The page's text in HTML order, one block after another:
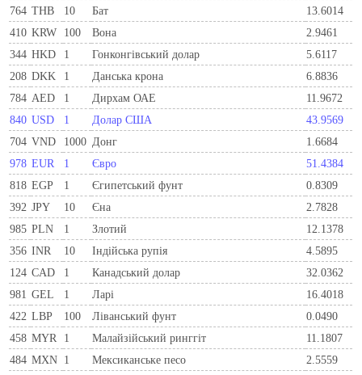
764 THB 10 Бат
13.6014
410 KRW 100 Вона
2.9461
344 HKD 1 Гонконгівський долар
5.6117
208 DKK 1 Данська крона
6.8836
784 AED 1 Дирхам ОАЕ
11.9672
840 USD 1 Долар США
43.9569
704 VND 1000 Донг
1.6684
978 EUR 1 Євро
51.4384
818 EGP 1 Єгипетський фунт
0.8309
392 JPY 10 Єна
2.7828
985 PLN 1 Злотий
12.1378
356 INR 10 Індійська рупія
4.5895
124 CAD 1 Канадський долар
32.0362
981 GEL 1 Ларi
16.4018
422 LBP 100 Ліванський фунт
0.0490
458 MYR 1 Малайзійський ринггіт
11.1807
484 MXN 1 Мексиканське песо
2.5559